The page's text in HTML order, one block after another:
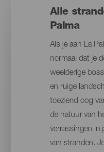
Alle
Palma
Als je aan La
normaal dat je
weelderige
en ruige
toeziend oog
de natuur van
verrassingen in
van stranden.